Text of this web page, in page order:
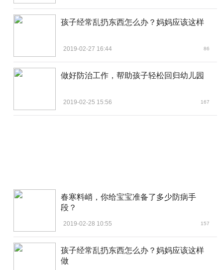
孩子经常乱扔东西怎么办？妈妈应该这样
2019-02-27 16:44 86
做好防治工作，帮助孩子轻松回归幼儿园
2019-02-25 15:56 167
春寒料峭，你给宝宝准备了多少防病手
段？
2019-02-28 10:55 157
孩子经常乱扔东西怎么办？妈妈应该这样
做